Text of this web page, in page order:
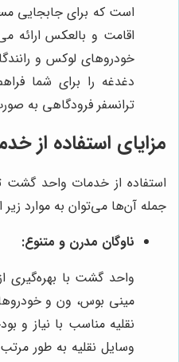
است که برای جابجایی
اقامت و بالعکس ارائه
خودروهای لوکس و
دغدغه را برای شما
ترانسفر فرودگاهی به
مزایای استفاده از
استفاده از خدمات واحد گشت
جمله آن‌ها می‌توان به موارد زیر
ناوگان مدرن و متنوع:
واحد گشت با بهره‌گیری
مینی بوس، ون و
نقلیه مناسب با نیاز و
وسایل نقلیه به طور